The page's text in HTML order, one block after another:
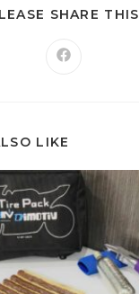
SHARE THIS
LIKE